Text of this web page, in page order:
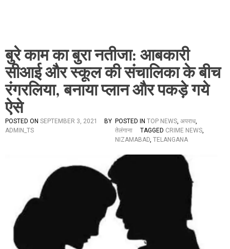
बुरे काम का बुरा नतीजा: आबकारी
सीआई और स्कूल की संचालिका के बीच
रंगरलिया, बनाया प्लान और पकड़े गये
ऐसे
POSTED ON SEPTEMBER 3, 2021
BY
ADMIN_TS
POSTED IN TOP NEWS, अपराध,
तेलंगाना
TAGGED CRIME NEWS,
NIZAMABAD, TELANGANA